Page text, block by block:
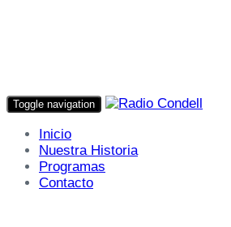
Toggle navigation
Inicio
Nuestra Historia
Programas
Contacto